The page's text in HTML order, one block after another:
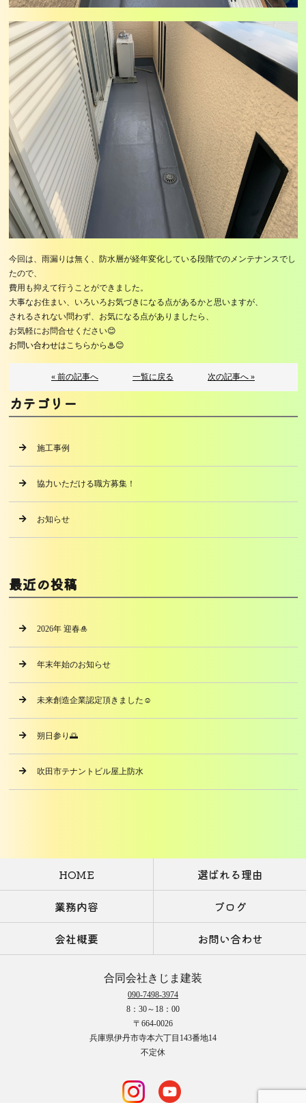
今回は、雨漏りは無く、防水層が経年変化している段階でのメンテナンスでし
たので、
費用も抑えて行うことができました。
大事なお住まい、いろいろお気づきになる点があるかと思いますが、
されるされない問わず、お気になる点がありましたら、
お気軽にお問合せください😊
お問い合わせはこちらから♨😊
« 前の記事へ 一覧に戻る 次の記事へ »
カテゴリー
施工事例
協力いただける職方募集！
お知らせ
最近の投稿
2026年 迎春🎍
年末年始のお知らせ
未来創造企業認定頂きました☺️
朔日参り🌅
吹田市テナントビル屋上防水
HOME
選ばれる理由
業務内容
ブログ
会社概要
お問い合わせ
合同会社きじま建装
090-7498-3974
8：30～18：00
〒664-0026
兵庫県伊丹市寺本六丁目143番地14
不定休